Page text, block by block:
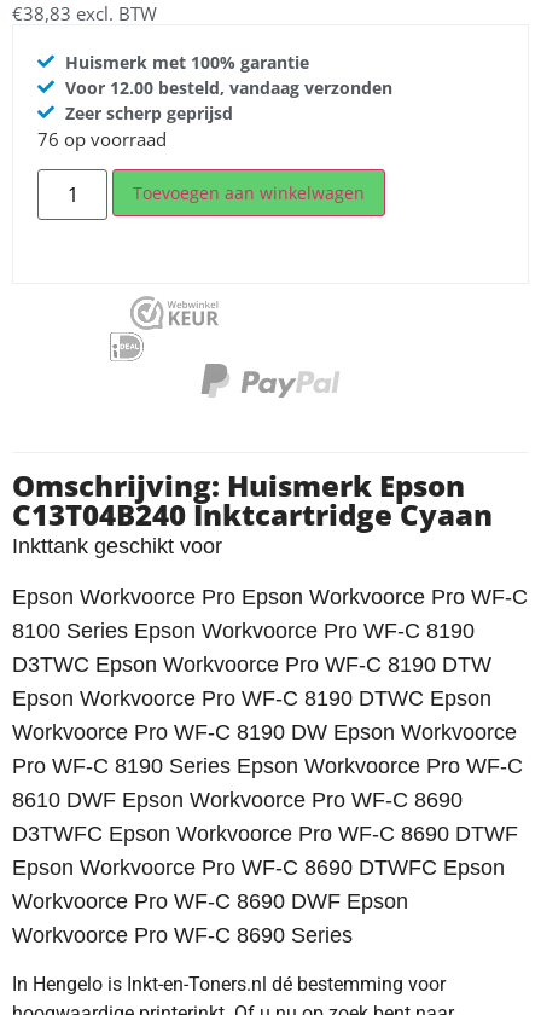
€38,83 excl. BTW
Huismerk met 100% garantie
Voor 12.00 besteld, vandaag verzonden
Zeer scherp geprijsd
76 op voorraad
Toevoegen aan winkelwagen
Omschrijving: Huismerk Epson
C13T04B240 Inktcartridge Cyaan
Inkttank geschikt voor
Epson Workvoorce Pro Epson Workvoorce Pro WF-C
8100 Series Epson Workvoorce Pro WF-C 8190
D3TWC Epson Workvoorce Pro WF-C 8190 DTW
Epson Workvoorce Pro WF-C 8190 DTWC Epson
Workvoorce Pro WF-C 8190 DW Epson Workvoorce
Pro WF-C 8190 Series Epson Workvoorce Pro WF-C
8610 DWF Epson Workvoorce Pro WF-C 8690
D3TWFC Epson Workvoorce Pro WF-C 8690 DTWF
Epson Workvoorce Pro WF-C 8690 DTWFC Epson
Workvoorce Pro WF-C 8690 DWF Epson
Workvoorce Pro WF-C 8690 Series
In Hengelo is Inkt-en-Toners.nl dé bestemming voor